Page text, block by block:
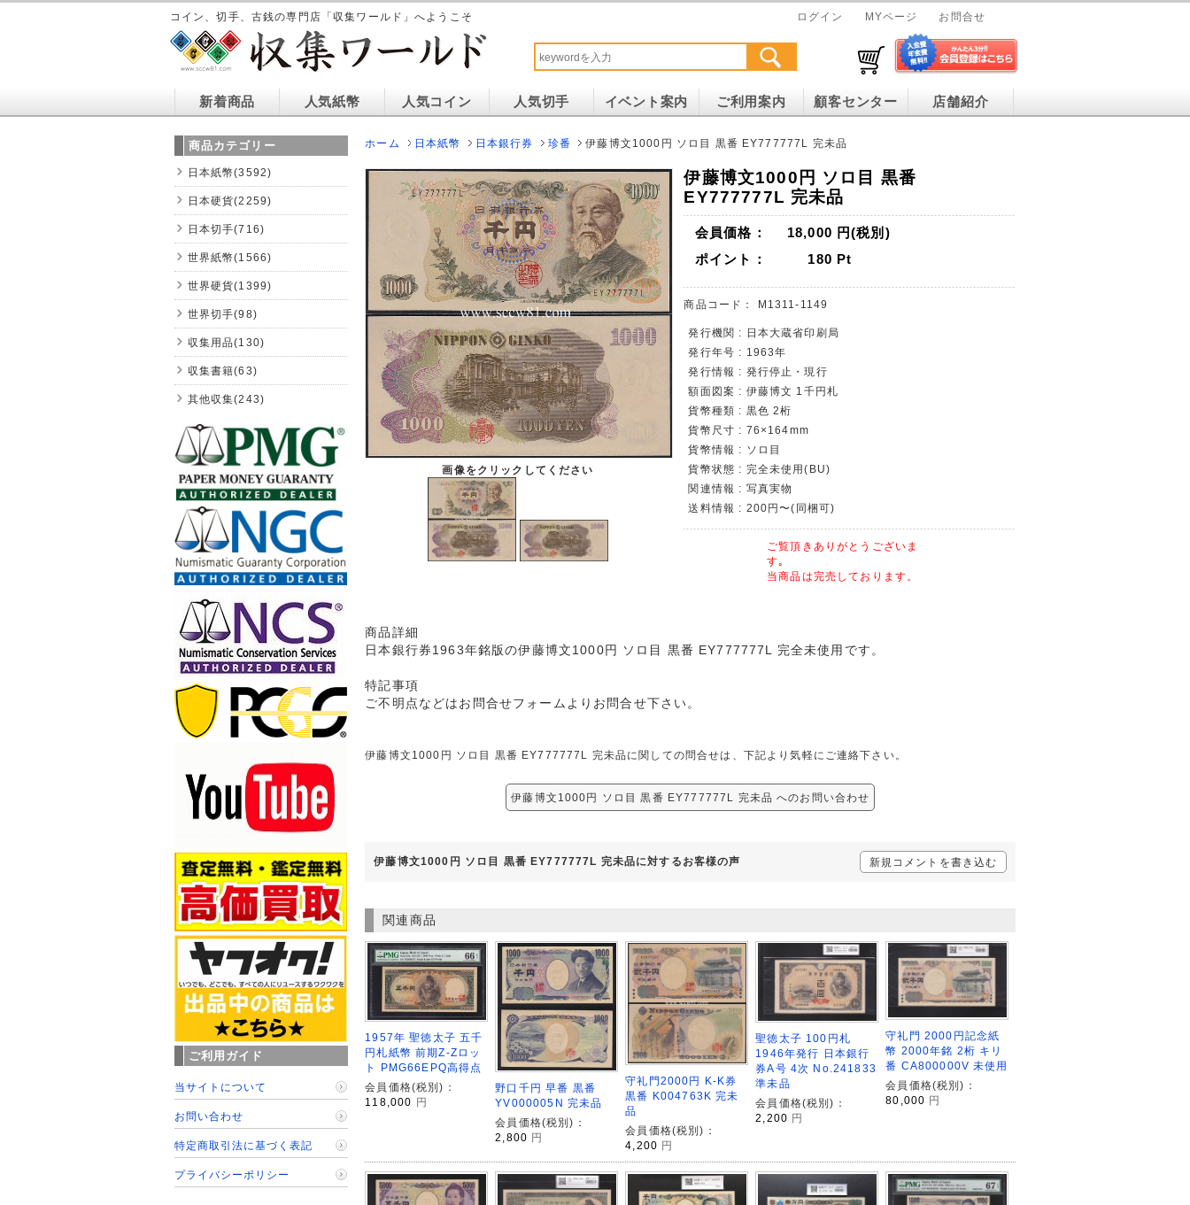
コイン、切手、古銭の専門店「収集ワールド」へようこそ ログイン MYページ お問合せ
新着商品 人気紙幣 人気コイン 人気切手 イベント案内 ご利用案内 顧客センター 店舗紹介
ホーム 日本紙幣 日本銀行券 珍番 伊藤博文1000円 ソロ目 黒番 EY777777L 完未品
画像をクリックしてください
伊藤博文1000円 ソロ目 黒番
EY777777L 完未品
会員価格： 18,000 円(税別)
ポイント：
180 Pt
商品コード： M1311-1149
発行機関 : 日本大蔵省印刷局
発行年号 : 1963年
発行情報 : 発行停止・現行
額面図案 : 伊藤博文 1千円札
貨幣種類 : 黒色 2桁
貨幣尺寸 : 76×164mm
貨幣情報 : ソロ目
貨幣状態 : 完全未使用(BU)
関連情報 : 写真実物
送料情報 : 200円〜(同梱可)
ご覧頂きありがとうございま
す｡
当商品は完売しております。
商品詳細
日本銀行券1963年銘版の伊藤博文1000円 ソロ目 黒番 EY777777L 完全未使用です。
特記事項
ご不明点などはお問合せフォームよりお問合せ下さい。
伊藤博文1000円 ソロ目 黒番 EY777777L 完未品に関しての問合せは、下記より気軽にご連絡下さい。
伊藤博文1000円 ソロ目 黒番 EY777777L 完未品 へのお問い合わせ
伊藤博文1000円 ソロ目 黒番 EY777777L 完未品に対するお客様の声 新規コメントを書き込む
関連商品
1957年 聖徳太子 五千
円札紙幣 前期Z-Zロッ
ト PMG66EPQ高得点
会員価格(税別)：
118,000
円
野口千円 早番 黒番
YV000005N 完未品
会員価格(税別)：
2,800 円
守礼門2000円 K-K券
黒番 K004763K 完未
品
会員価格(税別)：
4,200 円
聖徳太子 100円札
1946年発行 日本銀行
券A号 4次 No.241833
準未品
会員価格(税別)：
2,200 円
守礼門 2000円記念紙
幣 2000年銘 2桁 キリ
番 CA800000V 未使用
会員価格(税別)：
80,000 円
商品カテゴリー
日本紙幣(3592)
日本硬貨(2259)
日本切手(716)
世界紙幣(1566)
世界硬貨(1399)
世界切手(98)
収集用品(130)
収集書籍(63)
其他収集(243)
ご利用ガイド
当サイトについて
お問い合わせ
特定商取引法に基づく表記
プライバシーポリシー